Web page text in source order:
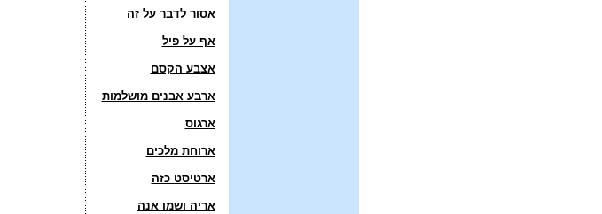
אסור לדבר על זה
אף על פיל
אצבע הקסם
ארבע אבנים מושלמות
ארגוס
ארוחת מלכים
ארטיסט כזה
אריה ושמו אנה